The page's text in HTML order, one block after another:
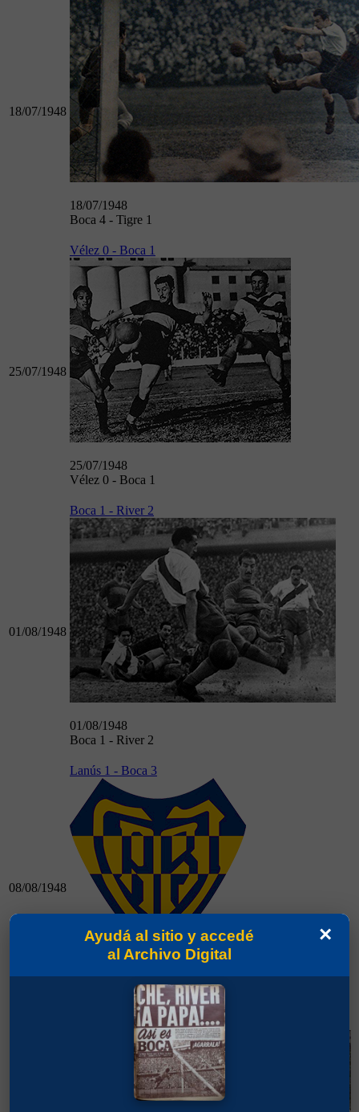
18/07/1948
18/07/1948
Boca 4 - Tigre 1
25/07/1948
Vélez 0 - Boca 1
25/07/1948
Vélez 0 - Boca 1
01/08/1948
Boca 1 - River 2
01/08/1948
Boca 1 - River 2
08/08/1948
Lanús 1 - Boca 3
08/08/1948
Lanús 1 - Boca 3
Racing 0 - Boca 1
×
Ayudá al sitio y accedé
al Archivo Digital